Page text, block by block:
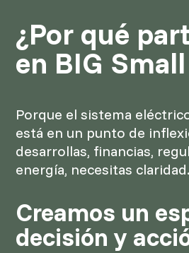
¿Por qué
en BIG
Porque el sistema
está en un punto de
desarrollas, financias,
energía, necesitas claridad.
Creamos un
decisión y